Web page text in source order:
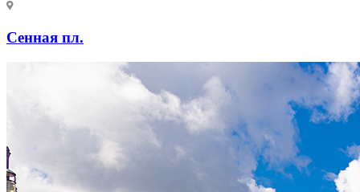
Сенная пл.